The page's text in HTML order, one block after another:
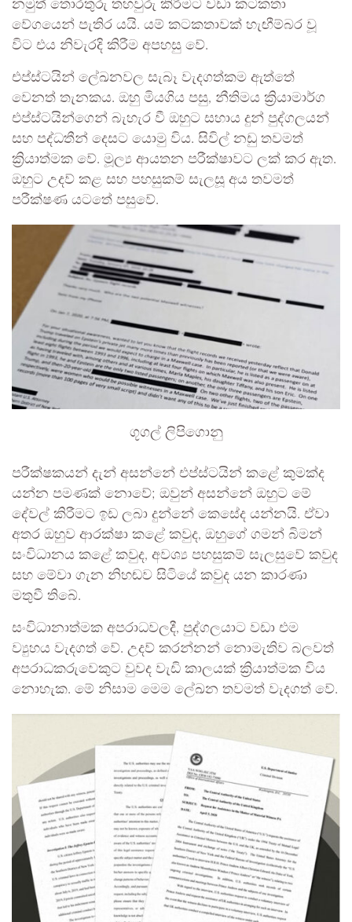
නමුත් තොරතුරු තහවුරු කිරීමට වඩා කටකතා
වේගයෙන් පැතිර යයි. යම් කටකතාවක් හැඟීම්බර වූ
විට එය නිවැරදි කිරීම අපහසු වේ.
එප්ස්ටයින් ලේඛනවල සැබෑ වැදගත්කම ඇත්තේ
වෙනත් තැනකය. ඔහු මියගිය පසු, නීතිමය ක්‍රියාමාර්ග
එප්ස්ටයින්ගෙන් බැහැර වී ඔහුට සහාය දුන් පුද්ගලයන්
සහ පද්ධතීන් දෙසට යොමු විය. සිවිල් නඩු තවමත්
ක්‍රියාත්මක වේ. මූල්‍ය ආයතන පරීක්ෂාවට ලක් කර ඇත.
ඔහුට උදව් කළ සහ පහසුකම් සැලසූ අය තවමත්
පරීක්ෂණ යටතේ පසුවේ.
ගූගල් ලිපිගොනු
පරීක්ෂකයන් දැන් අසන්නේ එප්ස්ටයින් කළේ කුමක්ද
යන්න පමණක් නොවේ; ඔවුන් අසන්නේ ඔහුට මේ
දේවල් කිරීමට ඉඩ ලබා දුන්නේ කෙසේද යන්නයි. ඒවා
අතර ඔහුව ආරක්ෂා කළේ කවුද, ඔහුගේ ගමන් බිමන්
සංවිධානය කළේ කවුද, අවශ්‍ය පහසුකම් සැලසුවේ කවුද
සහ මේවා ගැන නිහඬව සිටියේ කවුද යන කාරණා
මතුවී තිබේ.
සංවිධානාත්මක අපරාධවලදී, පුද්ගලයාට වඩා එම
ව්‍යුහය වැදගත් වේ. උදව් කරන්නන් නොමැතිව බලවත්
අපරාධකරුවෙකුට වුවද වැඩි කාලයක් ක්‍රියාත්මක විය
නොහැක. මේ නිසාම මෙම ලේඛන තවමත් වැදගත් වේ.